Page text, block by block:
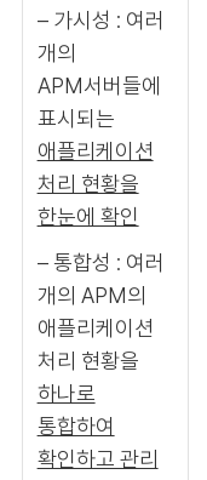
– 가시성 : 여러
개의
APM서버들에
표시되는
애플리케이션
처리 현황을
한눈에 확인
– 통합성 : 여러
개의 APM의
애플리케이션
처리 현황을
하나로
통합하여
확인하고 관리